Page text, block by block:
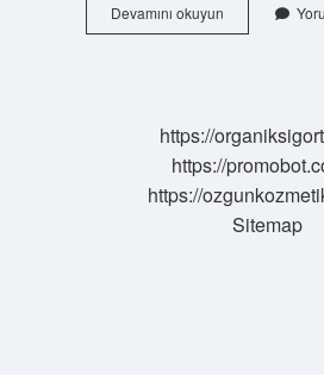
Devamını okuyunBilinçli
Önyargı
https://
https://
https://
Sitemap